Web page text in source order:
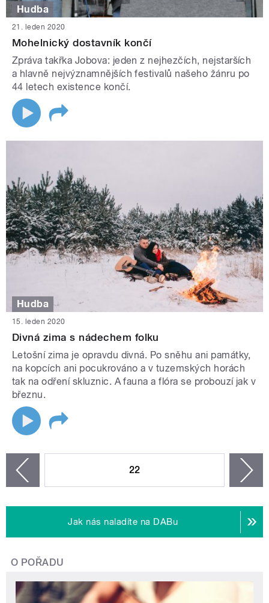
Hudba
21. leden 2020
Mohelnický dostavník končí
Zpráva takřka Jobova: jeden z nejhezčích, nejstarších
a hlavně nejvýznamnějších festivalů našeho žánru po
44 letech existence končí.
Hudba
15. leden 2020
Divná zima s nádechem folku
Letošní zima je opravdu divná. Po sněhu ani památky,
na kopcích ani pocukrováno a v tuzemských horách
tak na odření skluznic. A fauna a flóra se probouzí jak v
březnu.
22
Jak nás naladíte na DABu
O POŘADU